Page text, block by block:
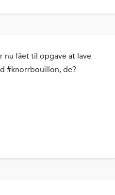
nu fået til opgave at lave
#knorrbouillon, de?